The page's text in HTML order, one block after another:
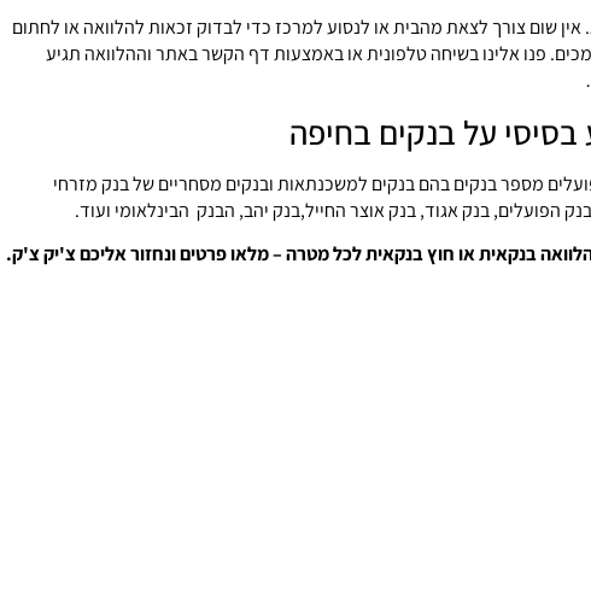
שום צורך לצאת מהבית או לנסוע למרכז כדי לבדוק זכאות להלוואה או לחתום
פנו אלינו בשיחה טלפונית או באמצעות דף הקשר באתר וההלוואה תגיע
בסיסי על בנקים בחיפה
מספר בנקים בהם בנקים למשכנתאות ובנקים מסחריים של בנק מזרחי
הפועלים, בנק אגוד, בנק אוצר החייל,בנק יהב, הבנק הבינלאומי ועוד.
בנקאית או חוץ בנקאית לכל מטרה – מלאו פרטים ונחזור אליכם צ'יק צ'ק.